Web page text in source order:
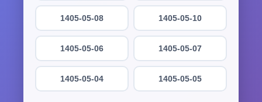
1405-05-10
1405-05-08
1405-05-07
1405-05-06
1405-05-05
1405-05-04